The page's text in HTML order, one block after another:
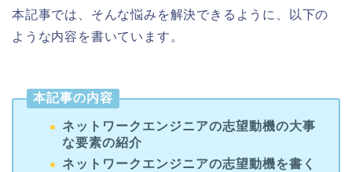
本記事では、そんな悩みを解決できるように、以下の
ような内容を書いています。
本記事の内容
ネットワークエンジニアの志望動機の大事
な要素の紹介
ネットワークエンジニアの志望動機を書く